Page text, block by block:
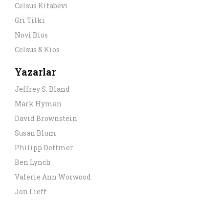
Celsus Kitabevi
Gri Tilki
Novi Bios
Celsus & Kios
Yazarlar
Jeffrey S. Bland
Mark Hyman
David Brownstein
Susan Blum
Philipp Dettmer
Ben Lynch
Valerie Ann Worwood
Jon Lieff